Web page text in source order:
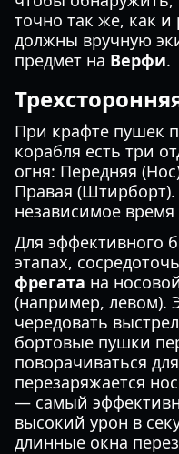
точно так же, как
должны вручную
предмет на Верфи.
При крафте пушек
корабля есть три
огня: Передняя
Правая
независимое время
Для эффективного
этапах,
фрегата на
(например, левом).
чередовать
бортовые пушки
поворачиваться
перезаряжается
— самый
высокий урон в
длинные окна